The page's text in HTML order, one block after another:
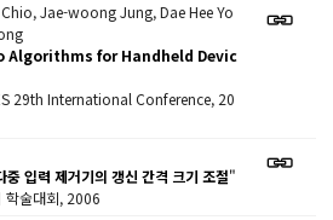
Jae-woong Jung, Dae Hee Yo
Algorithms for Handheld Devic
29th International Conference, 20
입력 제거기의 갱신 간격 크기 조절"
학술대회, 2006